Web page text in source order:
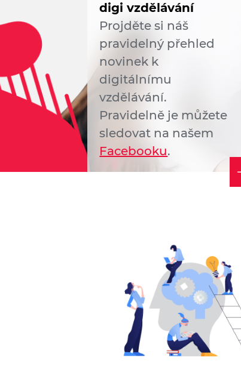
digi vzdělávání
Projděte si náš
pravidelný přehled
novinek k
digitálnímu
vzdělávání.
Pravidelně je můžete
sledovat na našem
Facebooku.